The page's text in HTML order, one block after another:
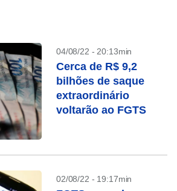
04/08/22 - 20:13min
Cerca de R$ 9,2
bilhões de saque
extraordinário
voltarão ao FGTS
02/08/22 - 19:17min